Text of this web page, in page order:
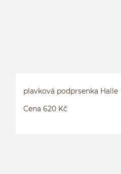
plavková podprsenka Halle
Cena 620 Kč